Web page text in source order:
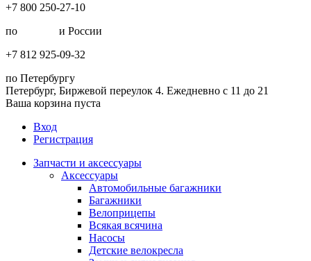
+7 800 250-27-10
по
и России
+7 812 925-09-32
по Петербургу
Петербург, Биржевой переулок 4. Ежедневно с 11 до 21
Ваша корзина пуста
Вход
Регистрация
Запчасти и аксессуары
Аксессуары
Автомобильные багажники
Багажники
Велоприцепы
Всякая всячина
Насосы
Детские велокресла